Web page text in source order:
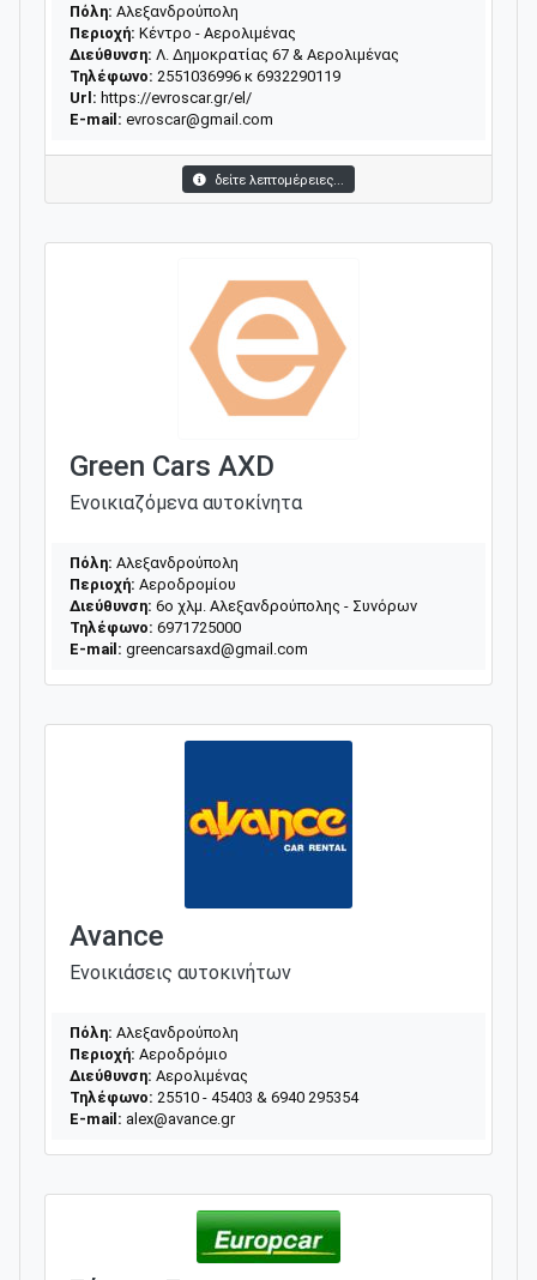
Πόλη: Αλεξανδρούπολη
Περιοχή: Κέντρο - Αερολιμένας
Διεύθυνση: Λ. Δημοκρατίας 67 & Αερολιμένας
Τηλέφωνο: 2551036996 κ 6932290119
Url: https://evroscar.gr/el/
E-mail: evroscar@gmail.com
δείτε λεπτομέρειες...
Green Cars AXD
Ενοικιαζόμενα αυτοκίνητα
Πόλη: Αλεξανδρούπολη
Περιοχή: Αεροδρομίου
Διεύθυνση: 6ο χλμ. Αλεξανδρούπολης - Συνόρων
Τηλέφωνο: 6971725000
E-mail: greencarsaxd@gmail.com
Avance
Ενοικιάσεις αυτοκινήτων
Πόλη: Αλεξανδρούπολη
Περιοχή: Αεροδρόμιο
Διεύθυνση: Αερολιμένας
Τηλέφωνο: 25510 - 45403 & 6940 295354
E-mail: alex@avance.gr